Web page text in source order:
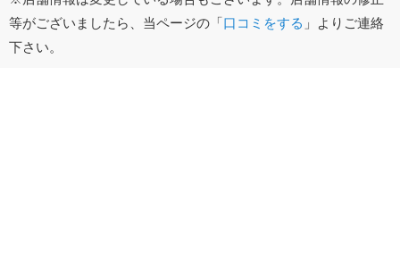
等がございましたら、当ページの「口コミをする 」よりご連絡
下さい。